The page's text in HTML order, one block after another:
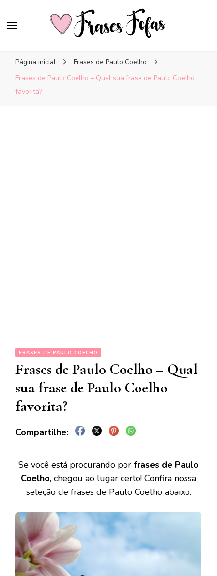
Página inicial
Frases de Paulo Coelho
Frases de Paulo Coelho – Qual sua frase de Paulo Coelho
favorita?
FRASES DE PAULO COELHO
Frases de Paulo Coelho – Qual
sua frase de Paulo Coelho
favorita?
Se você está procurando por frases de Paulo
Coelho, chegou ao lugar certo! Confira nossa
seleção de frases de Paulo Coelho abaixo: